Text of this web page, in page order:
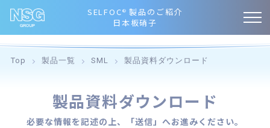
SELFOC ®
製品のご紹介
日本板硝子
Top 製品一覧 SML 製品資料ダウンロード
製品資料ダウンロード
必要な情報を記述の上、「送信」へお進みください。